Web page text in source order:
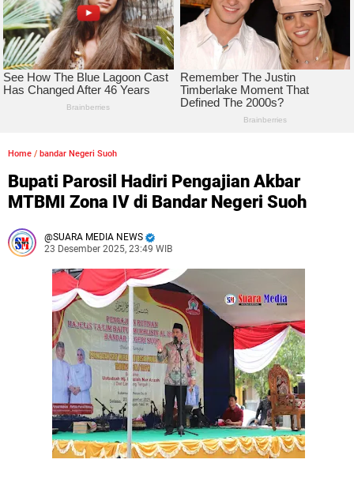
Home / bandar Negeri Suoh
Bupati Parosil Hadiri Pengajian Akbar
MTBMI Zona IV di Bandar Negeri Suoh
SUARA MEDIA NEWS
23 Desember 2025, 23:49 WIB